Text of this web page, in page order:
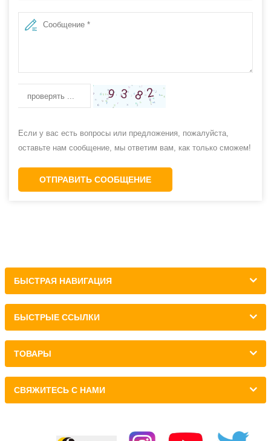
Если у вас есть вопросы или предложения, пожалуйста,
оставьте нам сообщение, мы ответим вам, как только сможем!
ОТПРАВИТЬ СООБЩЕНИЕ
БЫСТРАЯ НАВИГАЦИЯ
БЫСТРЫЕ ССЫЛКИ
ТОВАРЫ
СВЯЖИТЕСЬ С НАМИ